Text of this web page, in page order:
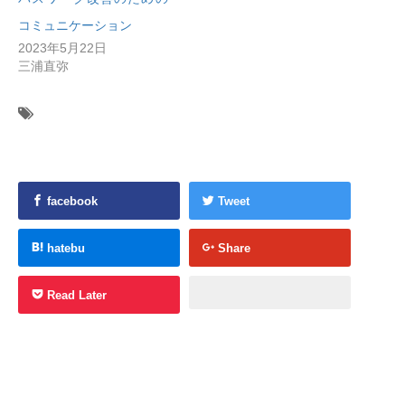
コミュニケーション
2023年5月22日
三浦直弥
facebook Tweet
hatebu Share
Read Later